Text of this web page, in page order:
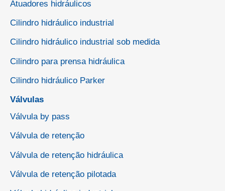
Atuadores hidráulicos
Cilindro hidráulico industrial
Cilindro hidráulico industrial sob medida
Cilindro para prensa hidráulica
Cilindro hidráulico Parker
Válvulas
Válvula by pass
Válvula de retenção
Válvula de retenção hidráulica
Válvula de retenção pilotada